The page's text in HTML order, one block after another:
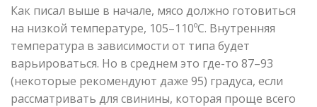
Как писал выше в начале, мясо должно готовиться
на низкой температуре, 105–110ºС. Внутренняя
температура в зависимости от типа будет
варьироваться. Но в среднем это где-то 87–93
(некоторые рекомендуют даже 95) градуса, если
рассматривать для свинины, которая проще всего